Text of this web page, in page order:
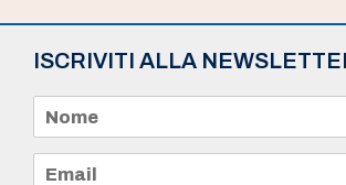
ISCRIVITI ALLA
m
e